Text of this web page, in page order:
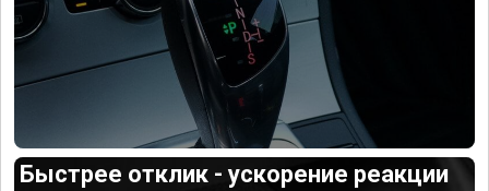
Быстрее отклик - ускорение реакции